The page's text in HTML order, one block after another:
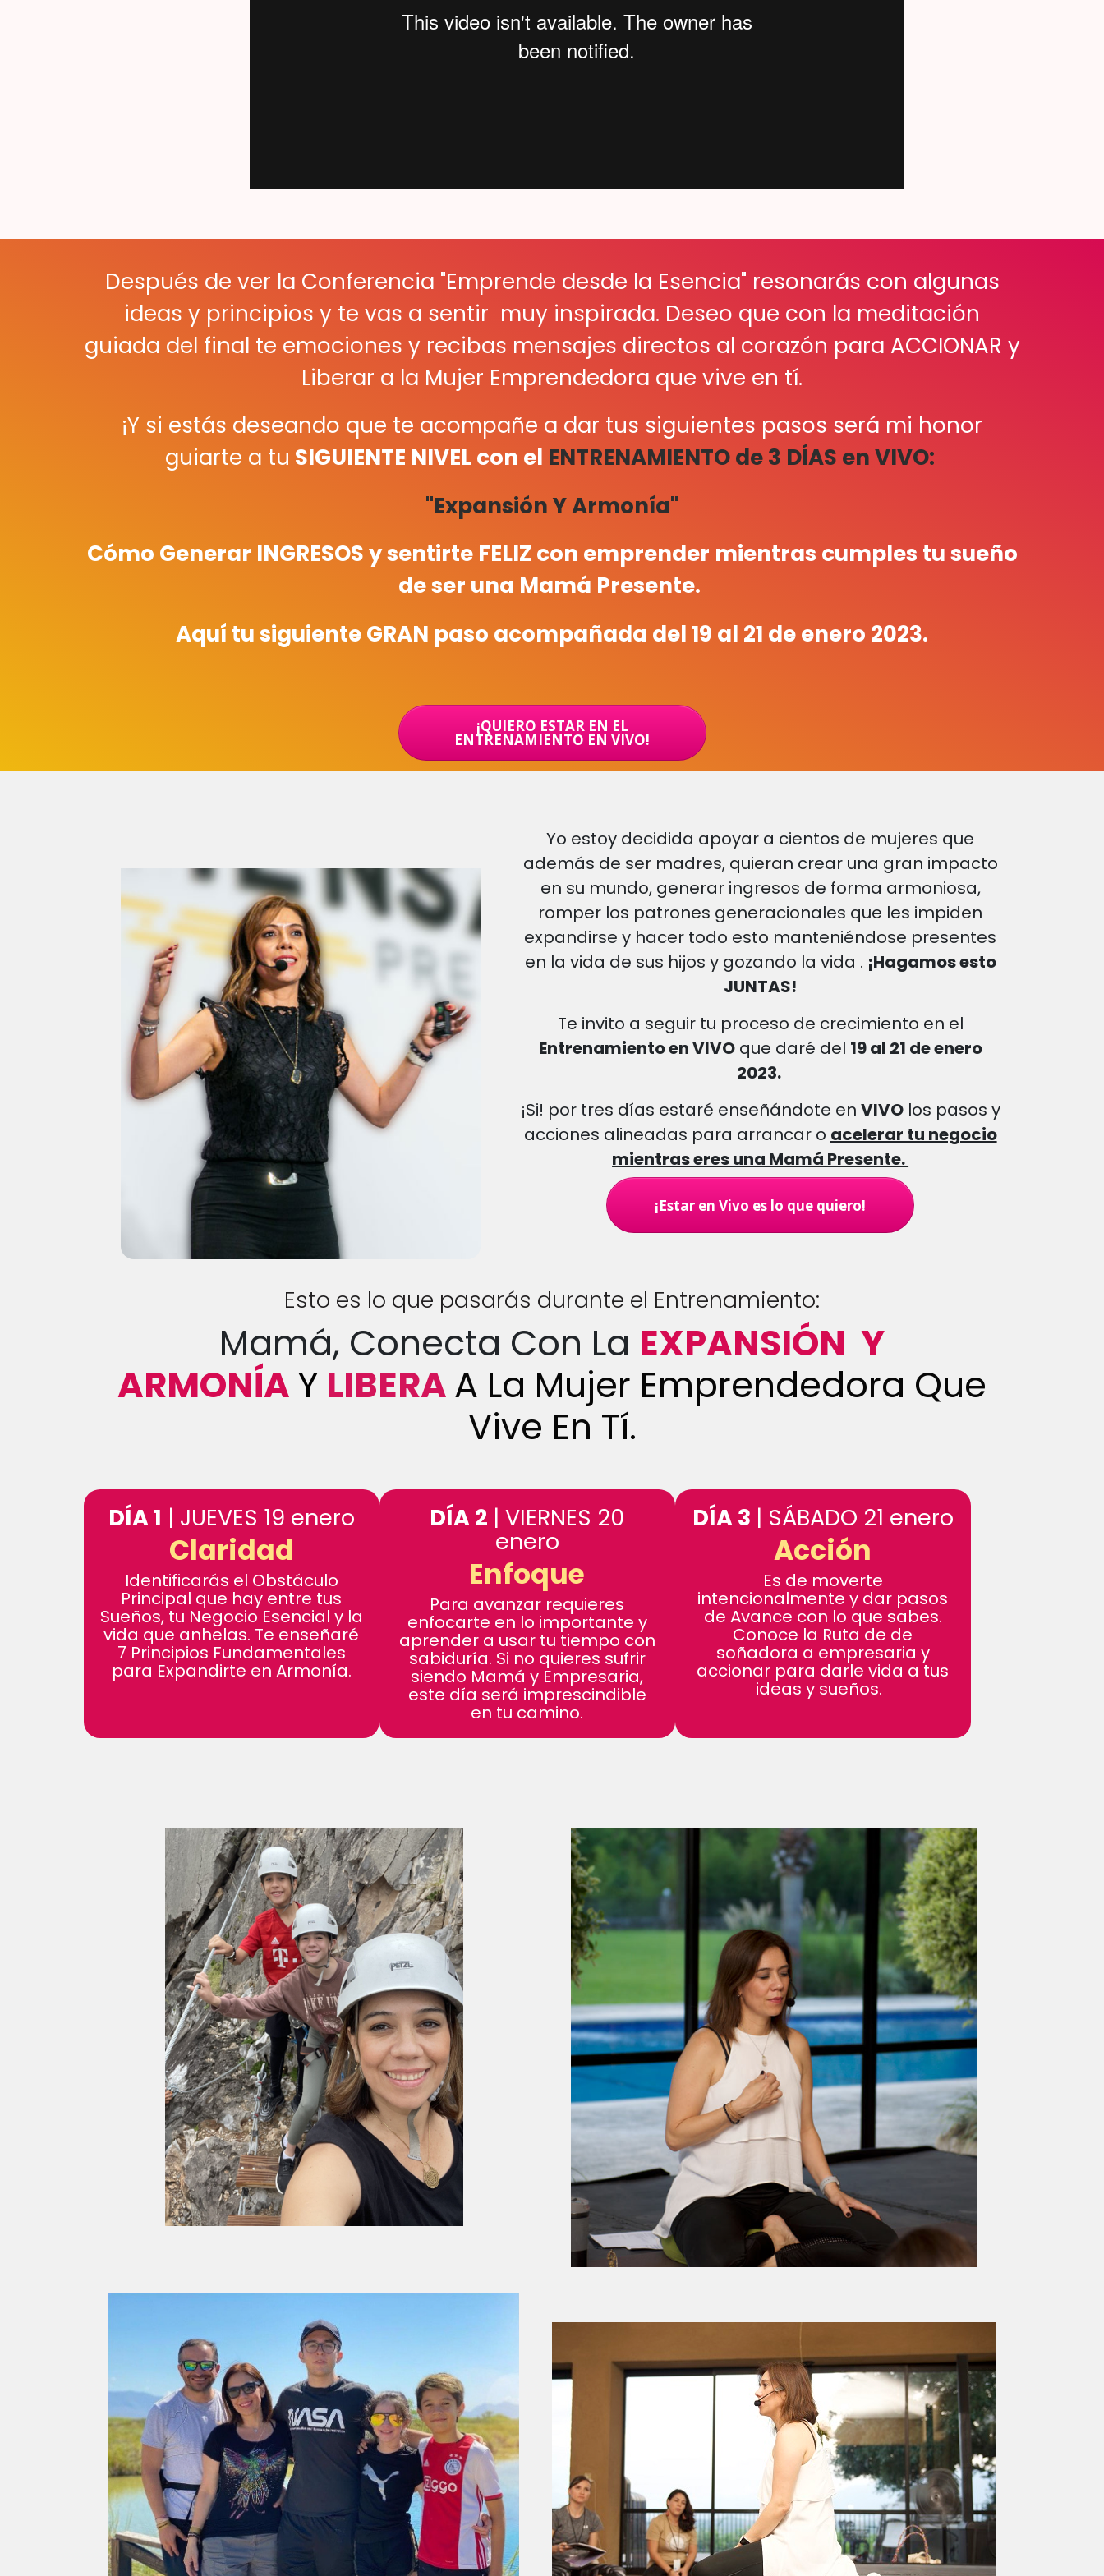
Después de ver la Conferencia "Emprende desde la Esencia" resonarás con algunas
ideas y principios y te vas a sentir muy inspirada. Deseo que con la meditación
guiada del final te emociones y recibas mensajes directos al corazón para ACCIONAR y
Liberar a la Mujer Emprendedora que vive en tí.
¡Y si estás deseando que te acompañe a dar tus siguientes pasos será mi honor
guiarte a tu SIGUIENTE NIVEL con el ENTRENAMIENTO de 3 DÍAS en VIVO:
"Expansión Y Armonía"
Cómo Generar INGRESOS y sentirte FELIZ con emprender mientras cumples tu sueño
de ser una Mamá Presente.
Aquí tu siguiente GRAN paso acompañada del 19 al 21 de enero 2023.
¡QUIERO ESTAR EN EL
ENTRENAMIENTO EN VIVO!
Yo estoy decidida apoyar a cientos de mujeres que
además de ser madres, quieran crear una gran impacto
en su mundo, generar ingresos de forma armoniosa,
romper los patrones generacionales que les impiden
expandirse y hacer todo esto manteniéndose presentes
en la vida de sus hijos y gozando la vida . ¡Hagamos esto
JUNTAS!
Te invito a seguir tu proceso de crecimiento en el
Entrenamiento en VIVOque daré del 19 al 21 de enero
2023.
¡Si! por tres días estaré enseñándote en VIVOlos pasos y
acciones alineadas para arrancar o acelerar tu negocio
mientras eres una Mamá Presente.
¡Estar en Vivo es lo que quiero!
Esto es lo que pasarás durante el Entrenamiento:
Mamá, Conecta Con La EXPANSIÓN Y
ARMONÍAY LIBERAA La Mujer Emprendedora Que
Vive En Tí.
DÍA 1 | JUEVES 19 enero
Claridad
Identificarás el Obstáculo
Principal que hay entre tus
Sueños, tu Negocio Esencial y la
vida que anhelas. Te enseñaré
7 Principios Fundamentales
para Expandirte en Armonía.
DÍA 2 | VIERNES 20
enero
Enfoque
Para avanzar requieres
enfocarte en lo importante y
aprender a usar tu tiempo con
sabiduría. Si no quieres sufrir
siendo Mamá y Empresaria,
este día será imprescindible
en tu camino.
DÍA 3 | SÁBADO 21 enero
Acción
Es de moverte
intencionalmente y dar pasos
de Avance con lo que sabes.
Conoce la Ruta de de
soñadora a empresaria y
accionar para darle vida a tus
ideas y sueños.